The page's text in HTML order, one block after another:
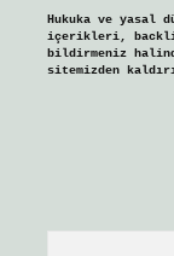
Hukuka ve yasal
içerikleri,
bildirmeniz
sitemizden